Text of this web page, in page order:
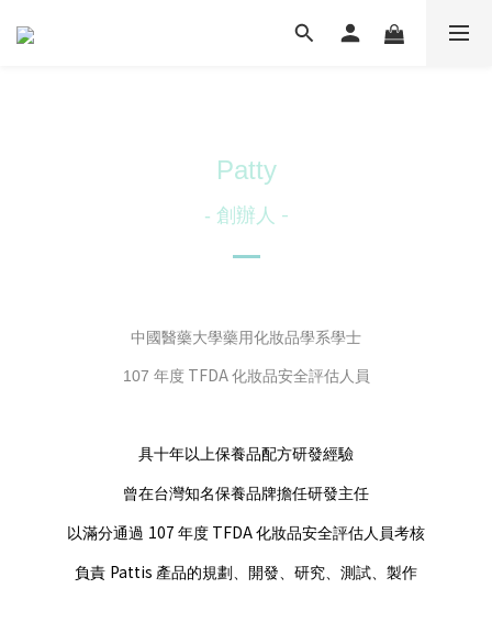
Patty
- 創辦人 -
中國醫藥大學藥用化妝品學系學士
107 年度 TFDA化妝品安全評估人員
具十年以上保養品配方研發經驗
曾在台灣知名保養品牌擔任研發主任
以滿分通過 107 年度 TFDA化妝品安全評估人員考核
負責 Pattis 產品的規劃、開發、研究、測試、製作